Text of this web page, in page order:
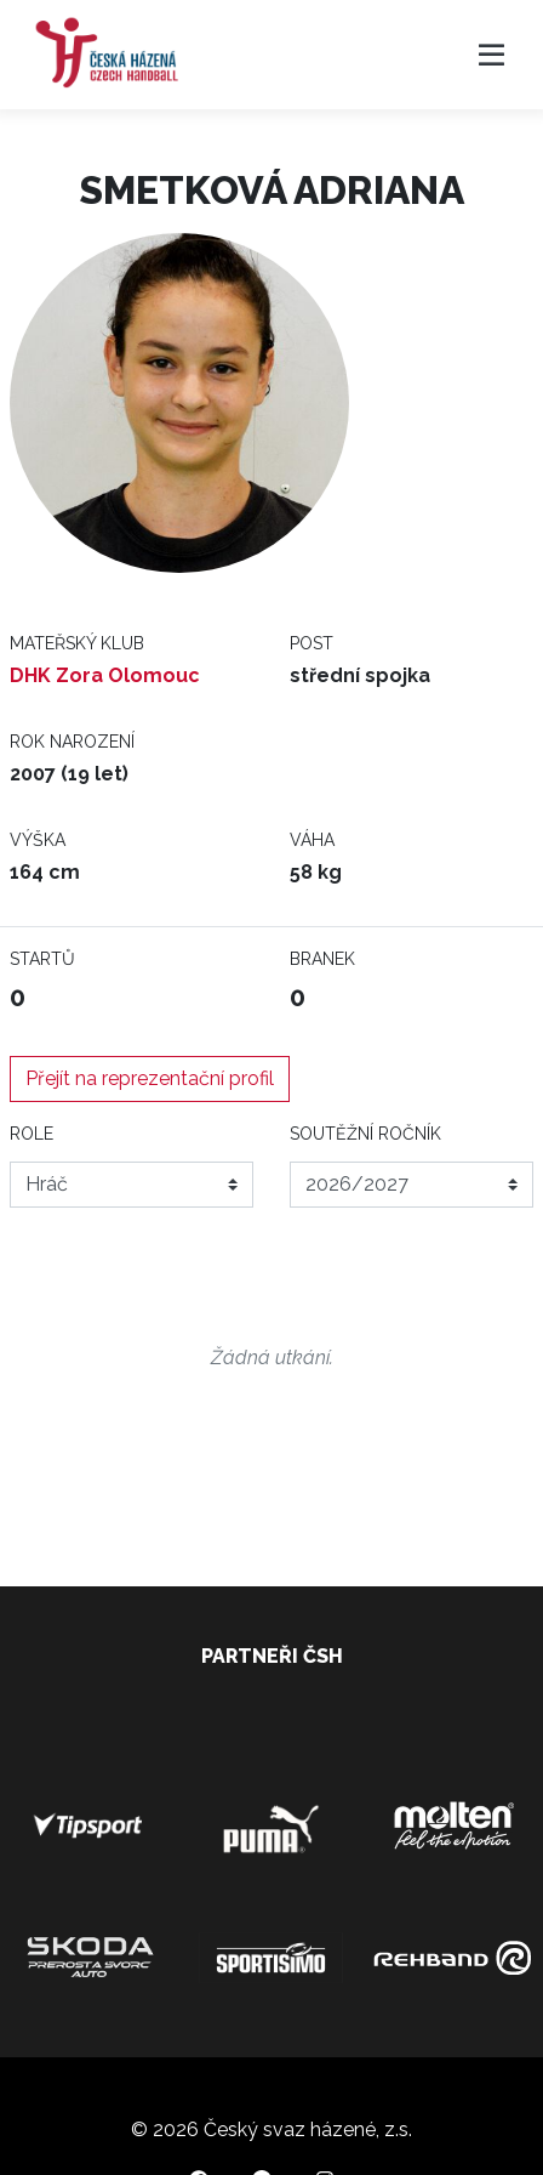
SMETKOVÁ ADRIANA
MATEŘSKÝ KLUB
DHK Zora Olomouc
POST
střední spojka
ROK NAROZENÍ
2007 (19 let)
VÝŠKA
164 cm
VÁHA
58 kg
STARTŮ
0
BRANEK
0
Přejít na reprezentační profil
ROLE SOUTĚŽNÍ ROČNÍK
Žádná utkání.
PARTNEŘI ČSH
© 2026 Český svaz házené, z.s.